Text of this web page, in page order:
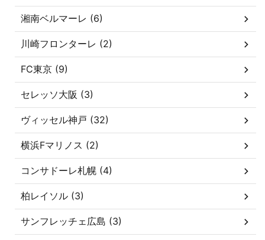
湘南ベルマーレ (6)
川崎フロンターレ (2)
FC東京 (9)
セレッソ大阪 (3)
ヴィッセル神戸 (32)
横浜Fマリノス (2)
コンサドーレ札幌 (4)
柏レイソル (3)
サンフレッチェ広島 (3)